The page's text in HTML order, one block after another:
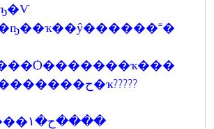
�Ӻح���ҧ�������ح�ҡ?????